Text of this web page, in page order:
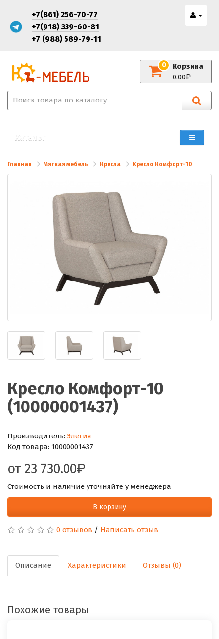
+7(861) 256-70-77
+7(918) 339-60-81
+7 (988) 589-79-11
Корзина
0
0.00
Каталог
Главная Мягкая мебель Кресла Кресло Комфорт-10
Кресло Комфорт-10
(10000001437)
Производитель: Элегия
Код товара: 10000001437
от 23 730.00
Стоимость и наличие уточняйте у менеджера
В корзину
0 отзывов / Написать отзыв
Описание Характеристики Отзывы (0)
Похожие товары